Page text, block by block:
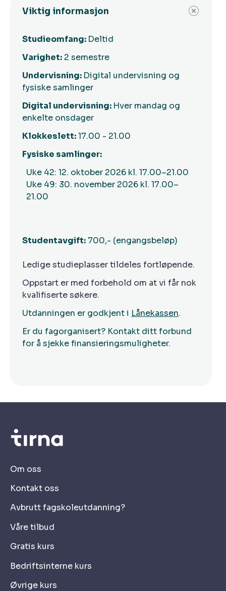
Viktig informasjon
Studieomfang: Deltid
Varighet: 2 semestre
Undervisning: Digital undervisning og
fysiske samlinger
Digital undervisning: Hver mandag og
enkelte onsdager
Klokkeslett:17.00 - 21.00
Fysiske samlinger:
Uke 42: 12. oktober 2026 kl. 17.00–21.00
Uke 49: 30. november 2026 kl. 17.00–
21.00
Studentavgift: 700,- (engangsbeløp)
Ledige studieplasser tildeles fortløpende.
Oppstart er med forbehold om at vi får nok
kvalifiserte søkere.
Utdanningen er godkjent i Lånekassen.
Er du fagorganisert? Kontakt ditt forbund
for å sjekke finansieringsmuligheter.
Om oss
Kontakt oss
Avbrutt fagskoleutdanning?
Våre tilbud
Gratis kurs
Bedriftsinterne kurs
Øvrige kurs